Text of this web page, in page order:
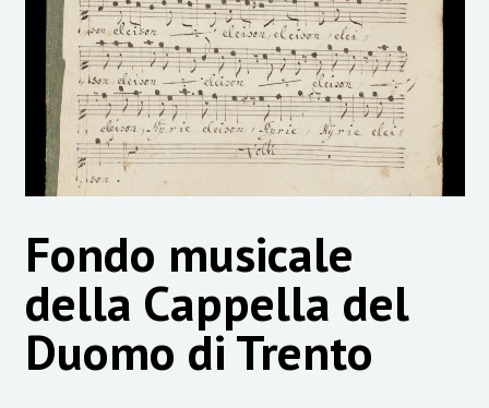
Fondo musicale
della Cappella del
Duomo di Trento